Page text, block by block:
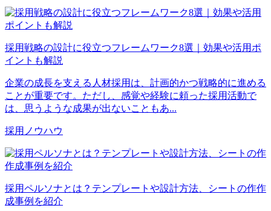
採用戦略の設計に役立つフレームワーク8選｜効果や活用ポ
イントも解説
企業の成長を支える人材採用は、計画的かつ戦略的に進める
ことが重要です。ただし、感覚や経験に頼った採用活動で
は、思うような成果が出ないこともあ...
採用ノウハウ
採用ペルソナとは？テンプレートや設計方法、シートの作作
成事例を紹介